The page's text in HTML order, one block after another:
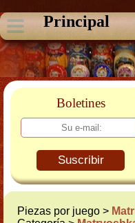
Principal
Boletines
Suscribir
Piezas por juego >